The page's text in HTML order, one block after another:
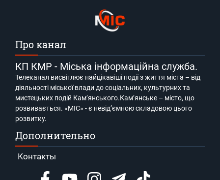
Про канал
КП КМР - Міська інформаційна служба.
Телеканал висвітлює найцікавіші події з життя міста – від
діяльності міської влади до соціальних, культурних та
мистецьких подій Кам’янського.Кам’янське – місто, що
розвивається. «МІС» - є невід’ємною складовою цього
розвитку.
Дополнительно
Контакты